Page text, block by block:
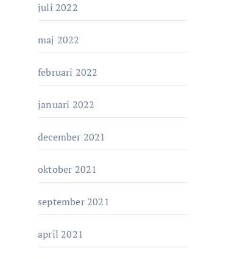
juli 2022
maj 2022
februari 2022
januari 2022
december 2021
oktober 2021
september 2021
april 2021